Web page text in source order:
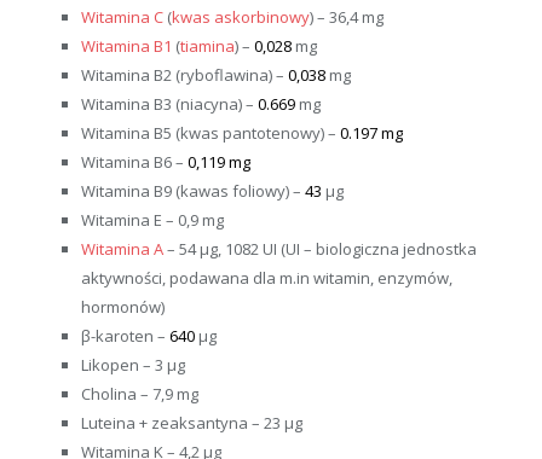
Witamina C (kwas askorbinowy) – 36,4 mg
Witamina B1 (tiamina) – 0,028 mg
Witamina B2 (ryboflawina) – 0,038 mg
Witamina B3 (niacyna) – 0.669 mg
Witamina B5 (kwas pantotenowy) – 0.197 mg
Witamina B6 – 0,119 mg
Witamina B9 (kawas foliowy) – 43 µg
Witamina E – 0,9 mg
Witamina A– 54 µg, 1082 UI (UI – biologiczna jednostka
aktywności, podawana dla m.in witamin, enzymów,
hormonów)
β-karoten – 640 µg
Likopen – 3 µg
Cholina – 7,9 mg
Luteina + zeaksantyna – 23 µg
Witamina K – 4,2 µg